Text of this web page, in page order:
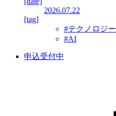
2026.07.22
[tag]
#テクノロジー
#AI
申込受付中